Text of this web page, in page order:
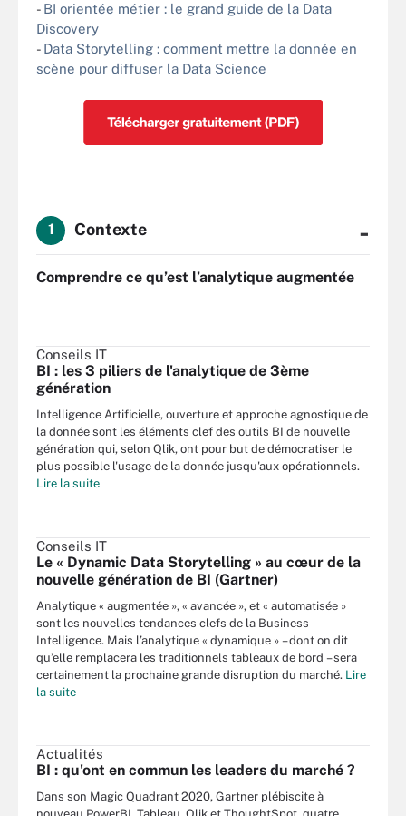
- BI orientée métier : le grand guide de la Data
Discovery
- Data Storytelling : comment mettre la donnée en
scène pour diffuser la Data Science
1 Contexte -
Comprendre ce qu’est l’analytique augmentée
Conseils IT
BI : les 3 piliers de l'analytique de 3ème
génération
Intelligence Artificielle, ouverture et approche agnostique de
la donnée sont les éléments clef des outils BI de nouvelle
génération qui, selon Qlik, ont pour but de démocratiser le
plus possible l'usage de la donnée jusqu'aux opérationnels.
Lire la suite
Conseils IT
Le « Dynamic Data Storytelling » au cœur de la
nouvelle génération de BI (Gartner)
Analytique « augmentée », « avancée », et « automatisée »
sont les nouvelles tendances clefs de la Business
Intelligence. Mais l’analytique « dynamique » – dont on dit
qu’elle remplacera les traditionnels tableaux de bord – sera
certainement la prochaine grande disruption du marché. Lire
la suite
Actualités
BI : qu'ont en commun les leaders du marché ?
Dans son Magic Quadrant 2020, Gartner plébiscite à